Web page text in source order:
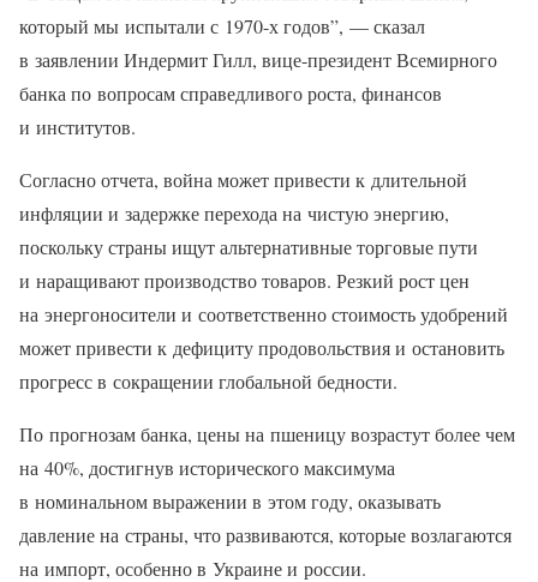
который мы испытали с 1970-х годов”, — сказал
в заявлении Индермит Гилл, вице-президент Всемирного
банка по вопросам справедливого роста, финансов
и институтов.
Согласно отчета, война может привести к длительной
инфляции и задержке перехода на чистую энергию,
поскольку страны ищут альтернативные торговые пути
и наращивают производство товаров. Резкий рост цен
на энергоносители и соответственно стоимость удобрений
может привести к дефициту продовольствия и остановить
прогресс в сокращении глобальной бедности.
По прогнозам банка, цены на пшеницу возрастут более чем
на 40%, достигнув исторического максимума
в номинальном выражении в этом году, оказывать
давление на страны, что развиваются, которые возлагаются
на импорт, особенно в Украине и россии.